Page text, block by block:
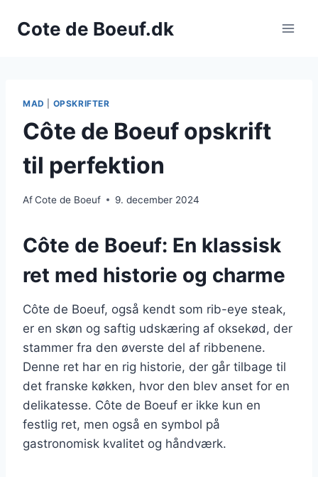
Cote de Boeuf.dk
MAD OPSKRIFTER
Côte de Boeuf opskrift
til perfektion
AfCote de Boeuf 9. december 2024
Côte de Boeuf: En klassisk
ret med historie og charme
Côte de Boeuf, også kendt som rib-eye steak,
er en skøn og saftig udskæring af oksekød, der
stammer fra den øverste del af ribbenene.
Denne ret har en rig historie, der går tilbage til
det franske køkken, hvor den blev anset for en
delikatesse. Côte de Boeuf er ikke kun en
festlig ret, men også en symbol på
gastronomisk kvalitet og håndværk.